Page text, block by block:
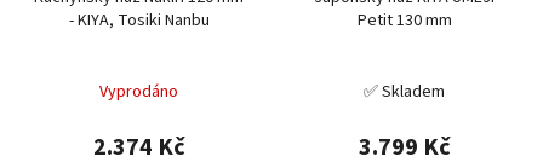
- KIYA, Tosiki Nanbu
Vyprodáno
2.374 Kč
Petit 130 mm
✅ Skladem
3.799 Kč